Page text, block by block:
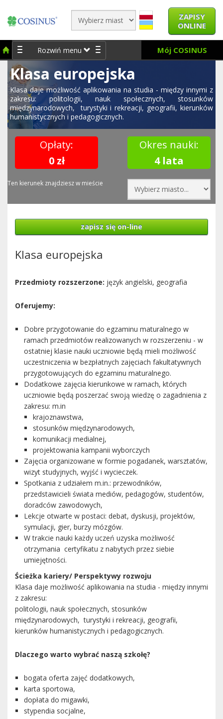
ZAPISY
ONLINE
Rozwiń menu Mój COSINUS
Klasa europejska
Klasa daje możliwość aplikowania na studia - między innymi z
zakresu: politologii, nauk społecznych, stosunków
międzynarodowych, turystyki i rekreacji, geografii, kierunków
humanistycznych i pedagogicznych.
Opłaty:
0 zł
Okres nauki:
4 lata
Ten kierunek znajdziesz w mieście
zapisz się on-line
Klasa europejska
Przedmioty rozszerzone: język angielski, geografia
Oferujemy:
Dobre przygotowanie do egzaminu maturalnego w
ramach przedmiotów realizowanych w rozszerzeniu - w
ostatniej klasie nauki uczniowie będą mieli możliwość
uczestniczenia w bezpłatnych zajęciach fakultatywnych
przygotowujących do egzaminu maturalnego.
Dodatkowe zajęcia kierunkowe w ramach, których
uczniowie będą poszerzać swoją wiedzę o zagadnienia z
zakresu: m.in
krajoznawstwa,
stosunków międzynarodowych,
komunikacji medialnej,
projektowania kampanii wyborczych
Zajęcia organizowane w formie pogadanek, warsztatów,
wizyt studyjnych, wyjść i wycieczek.
Spotkania z udziałem m.in.: przewodników,
przedstawicieli świata mediów, pedagogów, studentów,
doradców zawodowych,
Lekcje otwarte w postaci: debat, dyskusji, projektów,
symulacji, gier, burzy mózgów.
W trakcie nauki każdy uczeń uzyska możliwość
otrzymania certyfikatu z nabytych przez siebie
umiejętności.
Ścieżka kariery/ Perspektywy rozwoju
Klasa daje możliwość aplikowania na studia - między innymi
z zakresu:
politologii, nauk społecznych, stosunków
międzynarodowych, turystyki i rekreacji, geografii,
kierunków humanistycznych i pedagogicznych.
Dlaczego warto wybrać naszą szkołę?
bogata oferta zajęć dodatkowych,
karta sportowa,
dopłata do migawki,
stypendia socjalne,